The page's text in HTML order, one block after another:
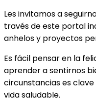
Les invitamos a
través de este portal
anhelos y proyectos
Es fácil pensar en la
aprender a sentirnos
circunstancias es
vida saludable.